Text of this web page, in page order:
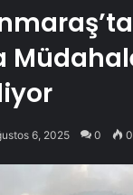
6, 2025 0 0